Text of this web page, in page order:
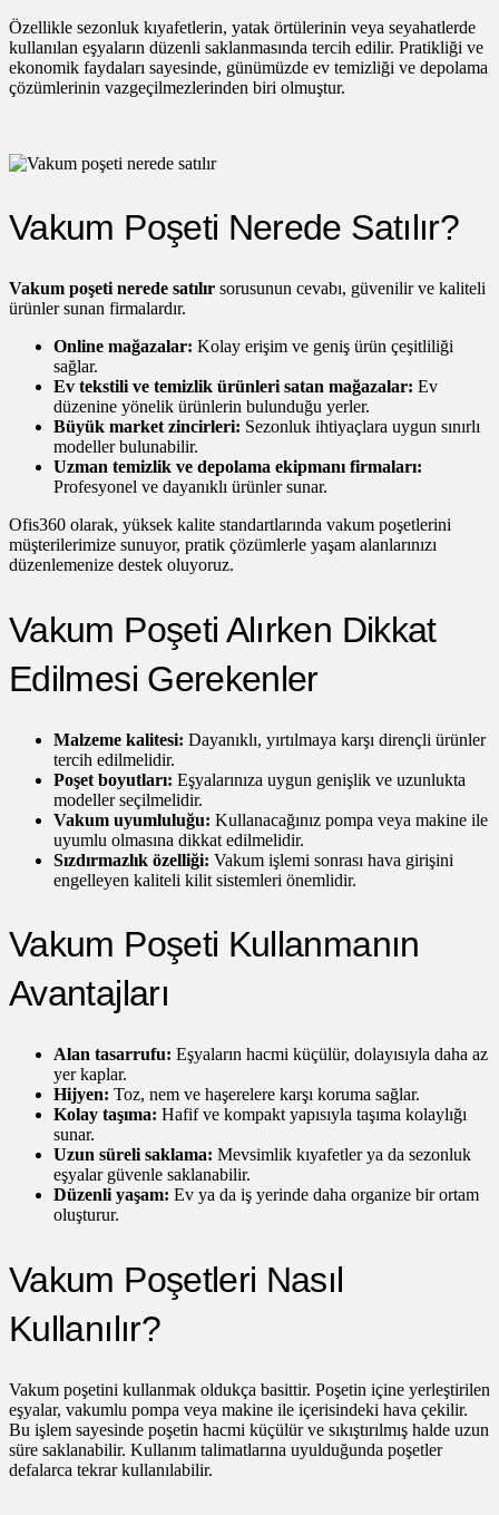
Özellikle sezonluk kıyafetlerin, yatak örtülerinin veya seyahatlerde
kullanılan eşyaların düzenli saklanmasında tercih edilir. Pratikliği ve
ekonomik faydaları sayesinde, günümüzde ev temizliği ve depolama
çözümlerinin vazgeçilmezlerinden biri olmuştur.
Vakum Poşeti Nerede Satılır?
Vakum poşeti nerede satılır sorusunun cevabı, güvenilir ve kaliteli
ürünler sunan firmalardır.
Online mağazalar: Kolay erişim ve geniş ürün çeşitliliği
sağlar.
Ev tekstili ve temizlik ürünleri satan mağazalar: Ev
düzenine yönelik ürünlerin bulunduğu yerler.
Büyük market zincirleri: Sezonluk ihtiyaçlara uygun sınırlı
modeller bulunabilir.
Uzman temizlik ve depolama ekipmanı firmaları:
Profesyonel ve dayanıklı ürünler sunar.
Ofis360 olarak, yüksek kalite standartlarında vakum poşetlerini
müşterilerimize sunuyor, pratik çözümlerle yaşam alanlarınızı
düzenlemenize destek oluyoruz.
Vakum Poşeti Alırken Dikkat
Edilmesi Gerekenler
Malzeme kalitesi: Dayanıklı, yırtılmaya karşı dirençli ürünler
tercih edilmelidir.
Poşet boyutları: Eşyalarınıza uygun genişlik ve uzunlukta
modeller seçilmelidir.
Vakum uyumluluğu: Kullanacağınız pompa veya makine ile
uyumlu olmasına dikkat edilmelidir.
Sızdırmazlık özelliği: Vakum işlemi sonrası hava girişini
engelleyen kaliteli kilit sistemleri önemlidir.
Vakum Poşeti Kullanmanın
Avantajları
Alan tasarrufu: Eşyaların hacmi küçülür, dolayısıyla daha az
yer kaplar.
Hijyen: Toz, nem ve haşerelere karşı koruma sağlar.
Kolay taşıma: Hafif ve kompakt yapısıyla taşıma kolaylığı
sunar.
Uzun süreli saklama: Mevsimlik kıyafetler ya da sezonluk
eşyalar güvenle saklanabilir.
Düzenli yaşam: Ev ya da iş yerinde daha organize bir ortam
oluşturur.
Vakum Poşetleri Nasıl
Kullanılır?
Vakum poşetini kullanmak oldukça basittir. Poşetin içine yerleştirilen
eşyalar, vakumlu pompa veya makine ile içerisindeki hava çekilir.
Bu işlem sayesinde poşetin hacmi küçülür ve sıkıştırılmış halde uzun
süre saklanabilir. Kullanım talimatlarına uyulduğunda poşetler
defalarca tekrar kullanılabilir.